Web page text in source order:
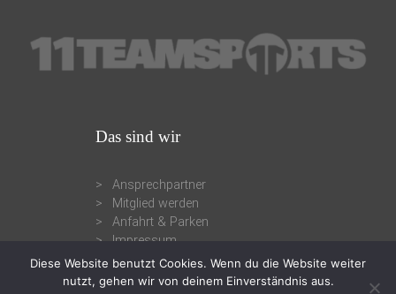
Das sind wir
Ansprechpartner
Mitglied werden
Anfahrt & Parken
Impressum
Diese Website benutzt Cookies. Wenn du die Website weiter
nutzt, gehen wir von deinem Einverständnis aus.